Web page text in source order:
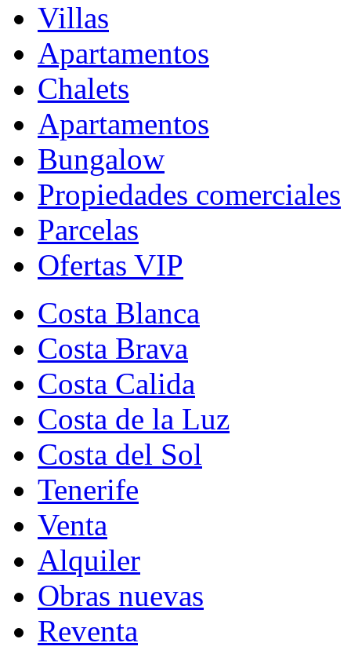
Villas
Apartamentos
Chalets
Apartamentos
Bungalow
Propiedades comerciales
Parcelas
Ofertas VIP
Costa Blanca
Costa Brava
Costa Calida
Costa de la Luz
Costa del Sol
Tenerife
Venta
Alquiler
Obras nuevas
Reventa